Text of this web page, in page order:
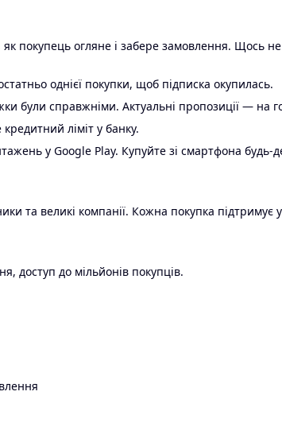
покупець огляне і забере замовлення. Щось
однієї покупки, щоб підписка окупилась.
були справжніми. Актуальні пропозиції — на
ліміт у банку.
у Google Play. Купуйте зі смартфона будь-
та великі компанії. Кожна покупка підтримує
доступ до мільйонів покупців.